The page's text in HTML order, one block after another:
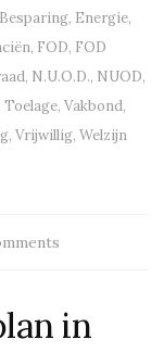
Besparing, Energie,
, FOD, FOD
, N.U.O.D., NUOD,
Toelage, Vakbond,
, Vrijwillig, Welzijn
in